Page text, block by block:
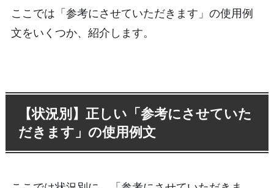
ここでは「参考にさせていただきます」の使用例
文をいくつか、紹介します。
【状況別】正しい「参考にさせていた
だきます」の使用例文